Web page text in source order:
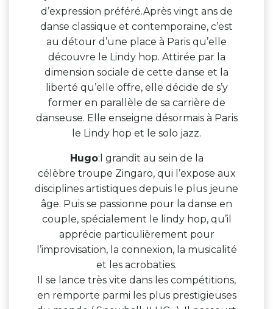
d’expression préféré.Après vingt ans de
danse classique et contemporaine, c’est
au détour d’une place à Paris qu’elle
découvre le Lindy hop. Attirée par la
dimension sociale de cette danse et la
liberté qu’elle offre, elle décide de s’y
former en parallèle de sa carrière de
danseuse. Elle enseigne désormais à Paris
le Lindy hop et le solo jazz.
Hugo:l grandit au sein de la
célèbre troupe Zingaro, qui l’expose aux
disciplines artistiques depuis le plus jeune
âge. Puis se passionne pour la danse en
couple, spécialement le lindy hop, qu’il
apprécie particulièrement pour
l’improvisation, la connexion, la musicalité
et les acrobaties.
Il se lance très vite dans les compétitions,
en remporte parmi les plus prestigieuses